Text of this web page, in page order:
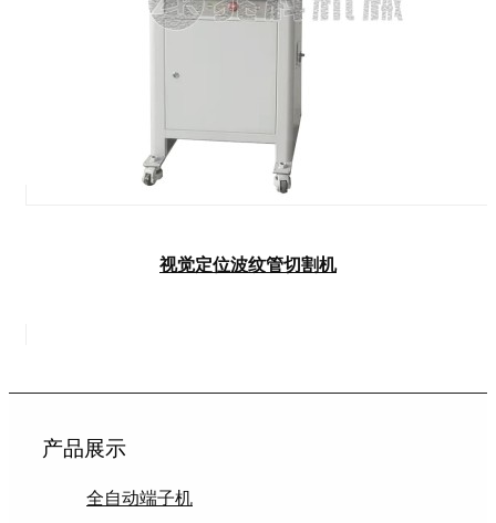
视觉定位波纹管切割机
产品展示
全自动端子机